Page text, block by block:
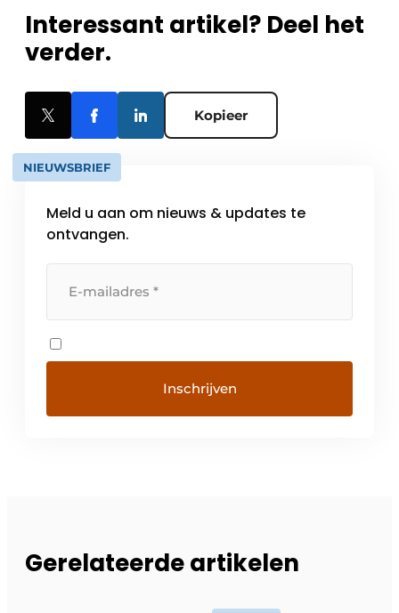
Interessant artikel? Deel het
verder.
Kopieer
NIEUWSBRIEF
Meld u aan om nieuws & updates te
ontvangen.
Gerelateerde artikelen